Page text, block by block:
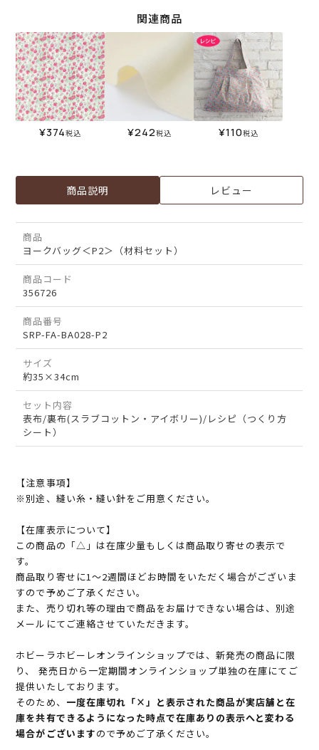
関連商品
¥374税込 ¥242税込 ¥110税込
商品説明 レビュー
商品
ヨークバッグ＜P2＞（材料セット）
商品コード
356726
商品番号
SRP-FA-BA028-P2
サイズ
約35×34cm
セット内容
表布/裏布(スラブコットン・アイボリー)/レシピ（つくり方
シート）
【注意事項】
※別途、縫い糸・縫い針をご用意ください。
【在庫表示について】
この商品の「△」は在庫少量もしくは商品取り寄せの表示で
す。
商品取り寄せに1～2週間ほどお時間をいただく場合がございま
すので予めご了承ください。
また、売り切れ等の理由で商品をお届けできない場合は、別途
メールにてご連絡させていただきます。
ホビーラホビーレオンラインショップでは、新発売の商品に限
り、 発売日から一定期間オンラインショップ単独の在庫にてご
提供いたしております。
そのため、 一度在庫切れ「×」と表示された商品が実店舗と在
庫を共有できるようになった時点で在庫ありの表示へと変わる
場合がございますので予めご了承ください。